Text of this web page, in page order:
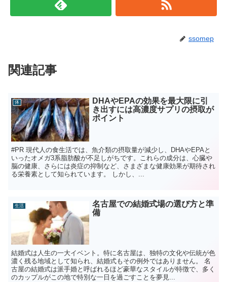
ssomep
関連記事
体
DHAやEPAの効果を最大限に引
き出すには高濃度サプリの摂取が
ポイント
#PR 現代人の食生活では、魚介類の摂取量が減少し、DHAやEPAと
いったオメガ3系脂肪酸が不足しがちです。これらの成分は、心臓や
脳の健康、さらには炎症の抑制など、さまざまな健康効果が期待され
る栄養素として知られています。 しかし、...
生活
名古屋での結婚式場の選び方と準
備
結婚式は人生の一大イベント。特に名古屋は、独特の文化や伝統が色
濃く残る地域として知られ、結婚式もその例外ではありません。 名
古屋の結婚式は派手婚と呼ばれるほど豪華なスタイルが特徴で、多く
のカップルがこの地で特別な一日を過ごすことを夢見...